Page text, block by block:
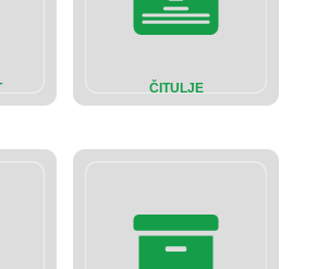
ČITULJE